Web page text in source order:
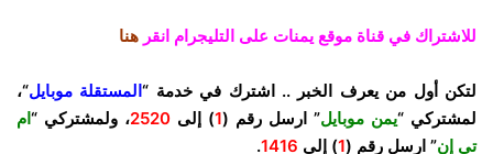
للاشتراك في قناة موقع يمنات على التليجرام انقر هنا
لتكن أول من يعرف الخبر .. اشترك في خدمة “المستقلة موبايل“،
لمشتركي “يمن موبايل” ارسل رقم (1) إلى 2520، ولمشتركي “ام
تي إن” ارسل رقم (1) إلى 1416
.